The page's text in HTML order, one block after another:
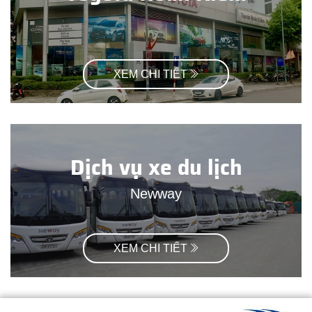
XEM CHI TIẾT
Dịch vụ xe du lịch
Newway
XEM CHI TIẾT